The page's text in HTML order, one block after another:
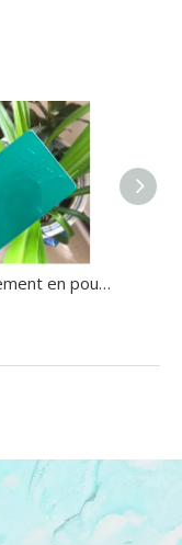
Revêtement en poudre à haute brillance en poudre de polyester époxy thermodurcissable